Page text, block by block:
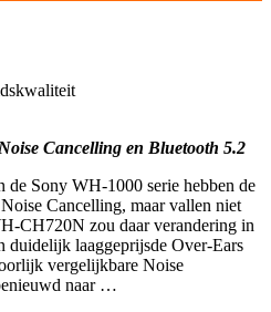
Cancelling en Bluetooth 5.2
de Sony WH-1000 serie hebben de
Cancelling, maar vallen niet
CH720N zou daar verandering in
duidelijk laaggeprijsde Over-Ears
vergelijkbare Noise
naar …